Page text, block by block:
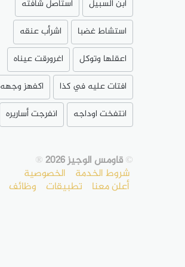
ابن السبيل
استأصل شأفته
استشاط غضبا
اشرأب عنقه
اعقلها وتوكل
اغرورقت عيناه
افتات عليه في كذا
اكفهز وجهه
انتفخت اوداجه
انفرجت أساريره
©قاومس الوجيز 2026 ®
شروط الخدمة الخصوصية
أعلن معنا تطبيقات وظائف